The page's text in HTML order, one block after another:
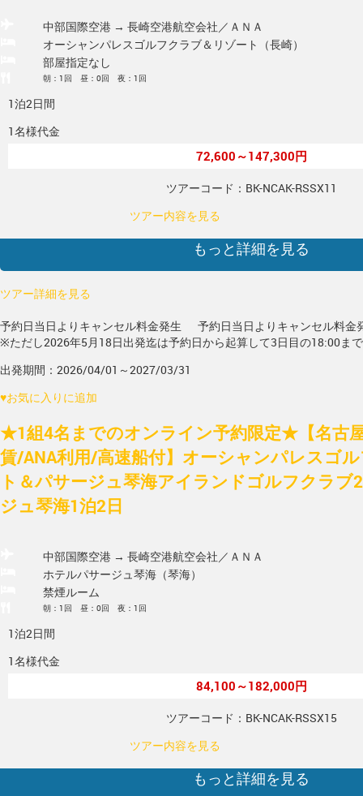
中部国際空港 → 長崎空港航空会社／ＡＮＡ
オーシャンパレスゴルフクラブ＆リゾート（長崎）
部屋指定なし
朝：1回 昼：0回 夜：1回
1泊2日間
1名様代金
72,600～147,300円
ツアーコード：BK-NCAK-RSSX11
ツアー内容を見る
もっと詳細を見る
ツアー詳細を見る
予約日当日よりキャンセル料金発生
予約日当日よりキャンセル料金
※ただし2026年5月18日出発迄は予約日から起算して3日目の18:00ま
出発期間：2026/04/01～2027/03/31
♥お気に入りに追加
★1組4名までのオンライン予約限定★【名古
賃/ANA利用/高速船付】オーシャンパレスゴ
ト＆パサージュ琴海アイランドゴルフクラブ
ジュ琴海1泊2日
中部国際空港 → 長崎空港航空会社／ＡＮＡ
ホテルパサージュ琴海（琴海）
禁煙ルーム
朝：1回 昼：0回 夜：1回
1泊2日間
1名様代金
84,100～182,000円
ツアーコード：BK-NCAK-RSSX15
ツアー内容を見る
もっと詳細を見る